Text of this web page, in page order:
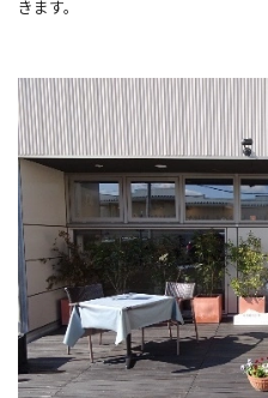
きます。